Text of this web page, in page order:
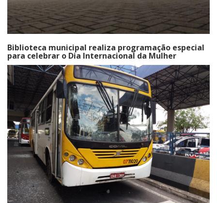
Biblioteca municipal realiza programação especial
para celebrar o Dia Internacional da Mulher